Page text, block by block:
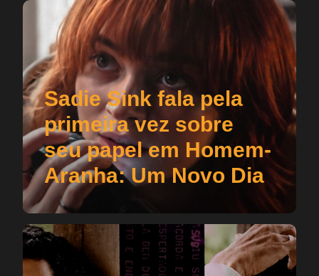
Sadie Sink fala pela
primeira vez sobre
seu papel em Homem-
Aranha: Um Novo Dia